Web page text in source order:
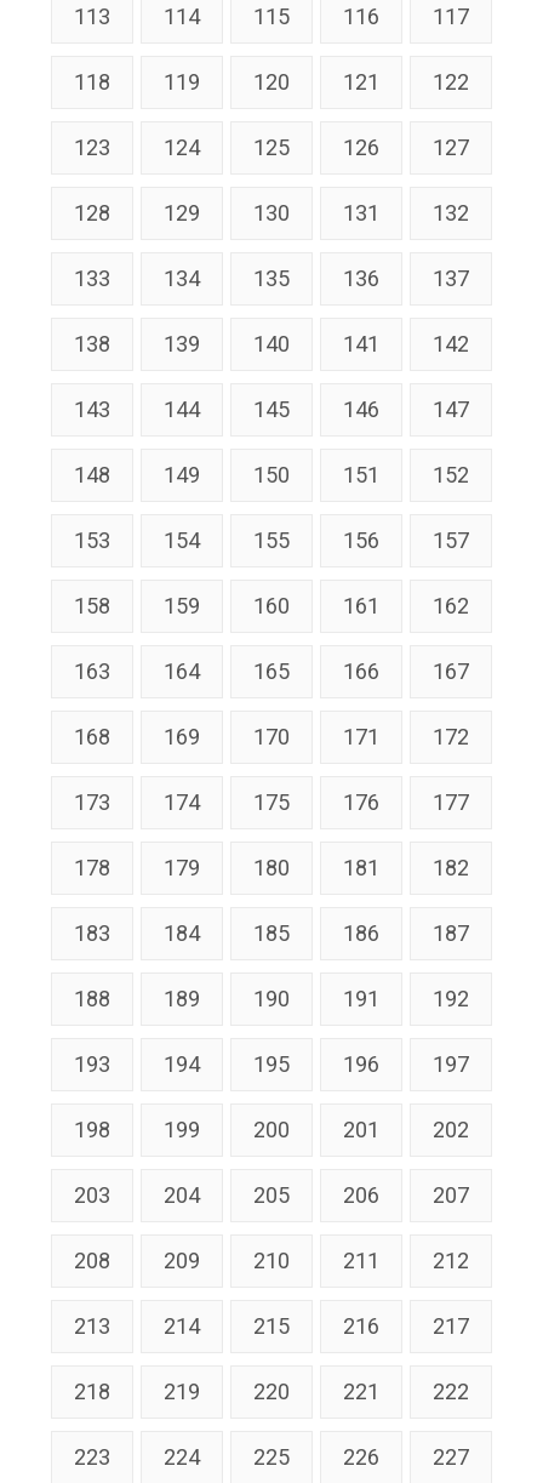
113 114 115 116 117
118 119 120 121 122
123 124 125 126 127
128 129 130 131 132
133 134 135 136 137
138 139 140 141 142
143 144 145 146 147
148 149 150 151 152
153 154 155 156 157
158 159 160 161 162
163 164 165 166 167
168 169 170 171 172
173 174 175 176 177
178 179 180 181 182
183 184 185 186 187
188 189 190 191 192
193 194 195 196 197
198 199 200 201 202
203 204 205 206 207
208 209 210 211 212
213 214 215 216 217
218 219 220 221 222
223 224 225 226 227